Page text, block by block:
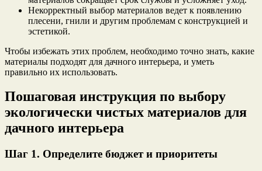
Некорректный выбор материалов ведет к появлению
плесени, гнили и другим проблемам с конструкцией и
эстетикой.
Чтобы избежать этих проблем, необходимо точно знать, какие
материалы подходят для дачного интерьера, и уметь
правильно их использовать.
Пошаговая инструкция по выбору
экологически чистых материалов для
дачного интерьера
Шаг 1. Определите бюджет и приоритеты